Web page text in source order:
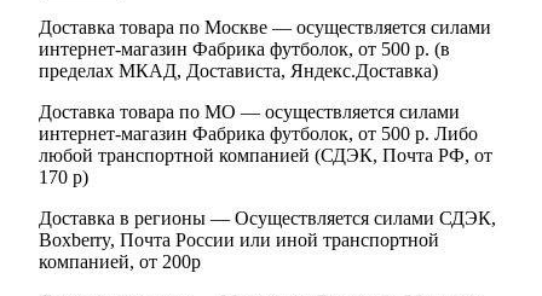
Доставка товара по Москве — осуществляется силами
интернет-магазин Фабрика футболок, от 500 р. (в
пределах МКАД, Достависта, Яндекс.Доставка)
Доставка товара по МО — осуществляется силами
интернет-магазин Фабрика футболок, от 500 р. Либо
любой транспортной компанией (СДЭК, Почта РФ, от
170 р)
Доставка в регионы — Осуществляется силами СДЭК,
Boxberry, Почта России или иной транспортной
компанией, от 200р